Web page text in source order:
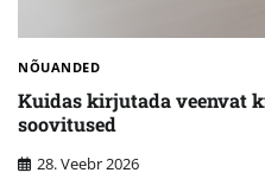
NÕUANDED
Kuidas kirjutada veenvat
soovitused
28. Veebr 2026